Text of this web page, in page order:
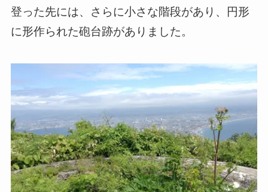
登った先には、さらに小さな階段があり、円形
に形作られた砲台跡がありました。